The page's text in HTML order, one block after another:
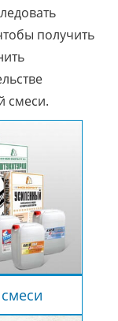
получить
смеси.